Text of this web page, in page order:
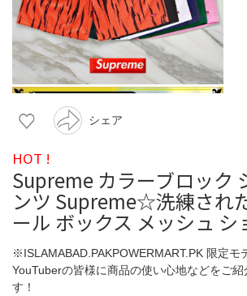
シェア
HOT !
Supreme カラーブロック
ンツ Supreme☆洗練され
ール ボックス メッシュ シ
※ISLAMABAD.PAKPOWERMART.PK 限定モ
YouTuberの皆様に商品の使い心地などをご紹
す！